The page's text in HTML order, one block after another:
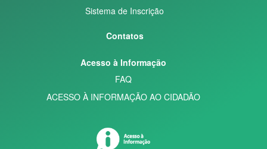
Sistema de Inscrição
Contatos
Acesso à Informação
FAQ
ACESSO À INFORMAÇÃO AO CIDADÃO